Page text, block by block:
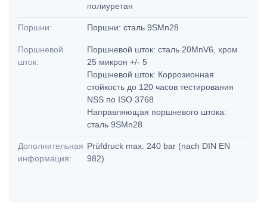
полиуретан
Поршни: Поршни: сталь 9SMn28
Поршневой
шток:
Поршневой шток: сталь 20MnV6, хром
25 микрон +/- 5
Поршневой шток: Коррозионная
стойкость до 120 часов тестирования
NSS по ISO 3768
Направляющая поршневого штока:
сталь 9SMn28
Дополнительная
информация:
Prüfdruck max. 240 bar (nach DIN EN
982)